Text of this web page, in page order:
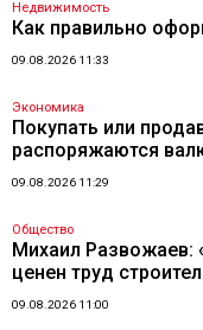
Недвижимость
Как правильно
09.08.2026 11:33
Экономика
Покупать или
распоряжаются
09.08.2026 11:29
Общество
Михаил Развожаев:
ценен труд
09.08.2026 11:00